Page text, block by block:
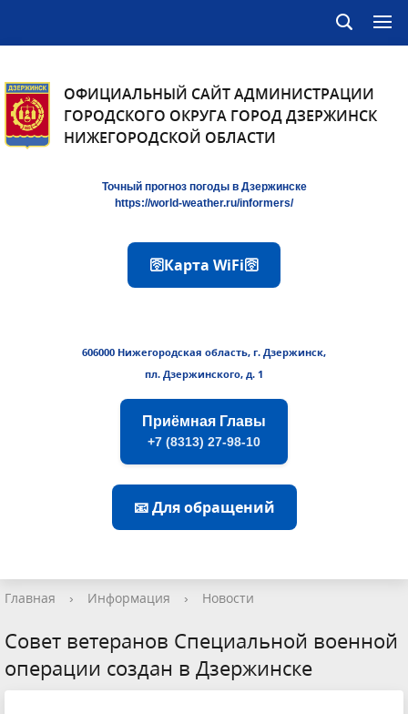
ОФИЦИАЛЬНЫЙ САЙТ АДМИНИСТРАЦИИ
ГОРОДСКОГО ОКРУГА ГОРОД ДЗЕРЖИНСК
НИЖЕГОРОДСКОЙ ОБЛАСТИ
Точный прогноз погоды в Дзержинске
https://world-weather.ru/informers/
🛜Карта WiFi🛜
606000 Нижегородская область, г. Дзержинск,
пл. Дзержинского, д. 1
Приёмная Главы
+7 (8313) 27-98-10
📧 Для обращений
Главная › Информация › Новости
Совет ветеранов Специальной военной
операции создан в Дзержинске